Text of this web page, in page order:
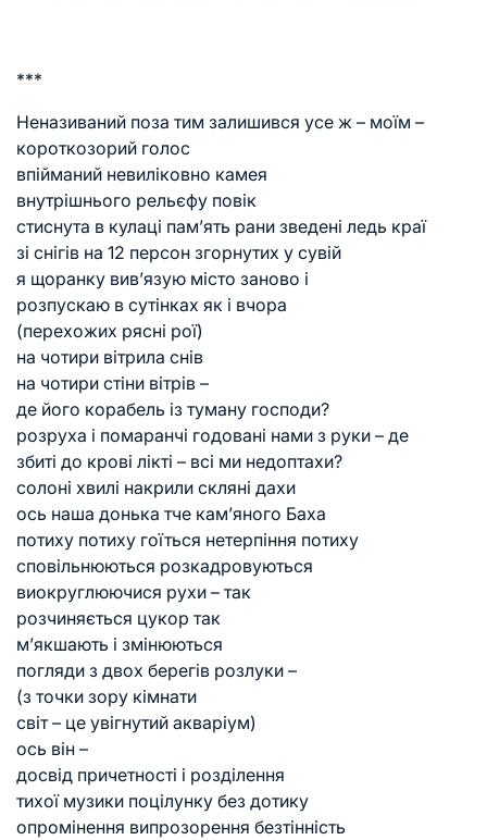
***
Неназиваний поза тим залишився усе ж – моїм –
короткозорий голос
впійманий невиліковно камея
внутрішнього рельєфу повік
стиснута в кулаці пам’ять рани зведені ледь краї
зі снігів на 12 персон згорнутих у сувій
я щоранку вив’язую місто заново і
розпускаю в сутінках як і вчора
(перехожих рясні рої)
на чотири вітрила снів
на чотири стіни вітрів –
де його корабель із туману господи?
розруха і помаранчі годовані нами з руки – де
збиті до крові лікті – всі ми недоптахи?
солоні хвилі накрили скляні дахи
ось наша донька тче кам’яного Баха
потиху потиху гоїться нетерпіння потиху
сповільнюються розкадровуються
виокруглюючися рухи – так
розчиняється цукор так
м’якшають і змінюються
погляди з двох берегів розлуки –
(з точки зору кімнати
світ – це увігнутий акваріум)
ось він –
досвід причетності і розділення
тихої музики поцілунку без дотику
опромінення випрозорення безтінність